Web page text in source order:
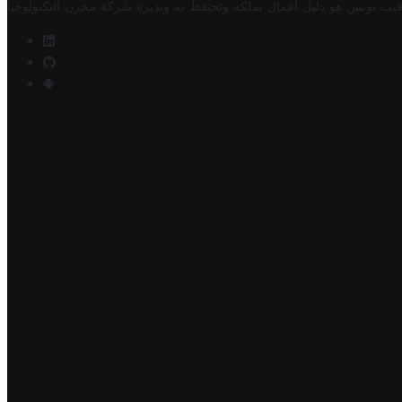
تونس هو دليل أعمال تملكه وتحتفظ به وتديره شركة مخزن التكنولوجيا